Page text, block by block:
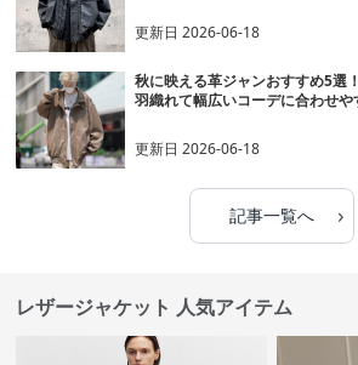
更新日2026-06-18
秋に映える革ジャンおすすめ5選
羽織れて幅広いコーデに合わせや
更新日2026-06-18
記事一覧へ ›
レザージャケット 人気アイテム